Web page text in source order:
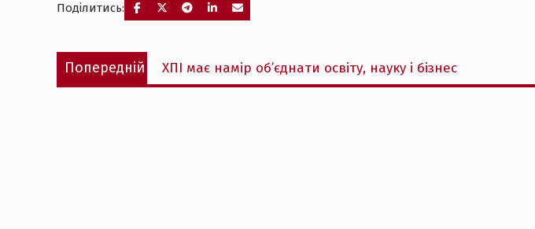
Поділитись:
Навігація
записів
Попередній
Попередній
запис:
ХПІ має намір об’єднати освіту, науку і бізнес